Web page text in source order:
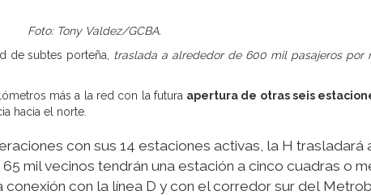
Foto: Tony Valdez/GCBA.
de subtes porteña, traslada a alrededor de 600 mil pasajeros por
más a la red con la futura apertura de otras seis
hacia el norte.
con sus 14 estaciones activas, la H trasladará
mil vecinos tendrán una estación a cinco cuadras o
con la línea D y con el corredor sur del